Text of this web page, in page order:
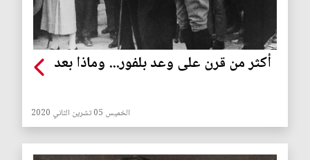
أكثر من قرن على وعد بلفور... وماذا بعد
الخميس 05 تشرين الثاني 2020